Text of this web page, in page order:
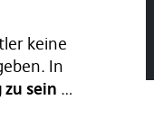
keine
In
sein …